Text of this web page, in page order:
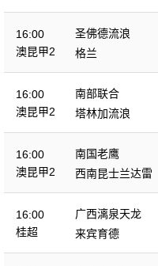
16:00
澳昆甲2
圣佛德流浪
格兰
16:00
澳昆甲2
南部联合
塔林加流浪
16:00
澳昆甲2
南国老鹰
西南昆士兰达雷
16:00
桂超
广西漓泉天龙
来宾育德